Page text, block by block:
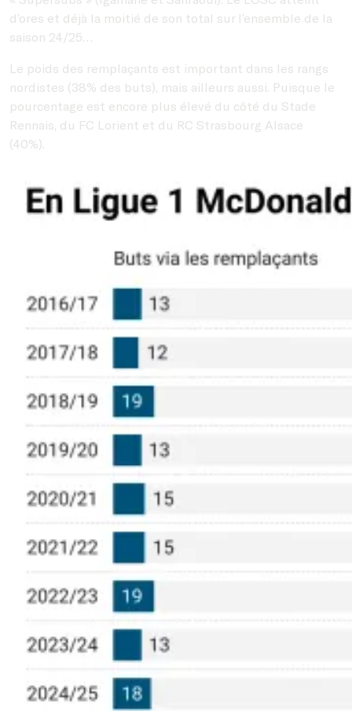
d’ores et déjà la moitié de son total sur l’ensemble de la
saison 24/25…
Le poids des remplaçants est important dans les rangs
nordistes (38% des buts), mais ailleurs aussi. Puisque le
pourcentage est encore plus élevé du côté du Stade
Rennais, du FC Lorient et du RC Strasbourg Alsace
(40%).